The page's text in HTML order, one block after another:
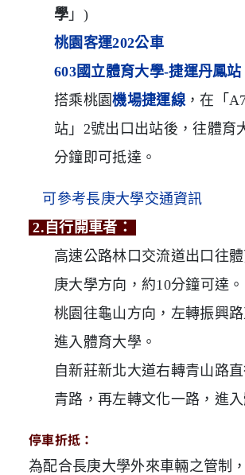
學 」)
桃園客運202公車
603國立體育大學-捷運丹鳳站
搭乘桃園機場捷運線，在「
站」2號出口出站後，往體育
分鐘即可抵達。
可參考長庚大學交通資訊
2.自行開車者：
高速公路林口交流道出口往
庚大學方向，約10分鐘可達。
桃園往龜山方向，左轉振興
進入體育大學。
自新莊新北大道右轉青山路
青路，再左轉文化一路，進入
停車折抵：
為配合長庚大學外來車輛之管制